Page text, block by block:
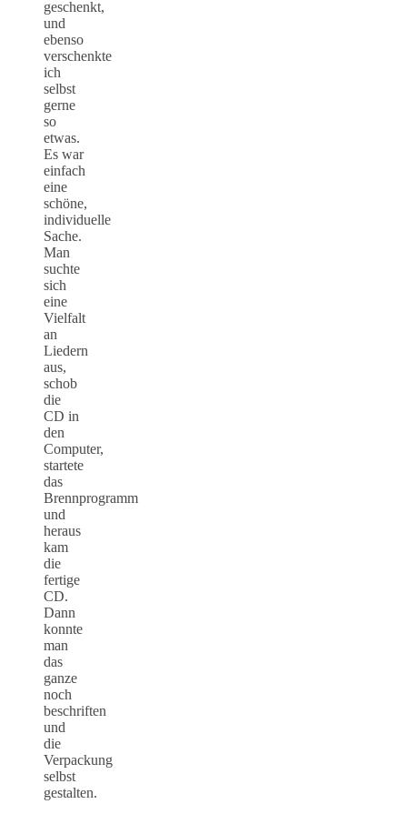
geschenkt,
und
ebenso
verschenkte
ich
selbst
gerne
so
etwas.
Es war
einfach
eine
schöne,
individuelle
Sache.
Man
suchte
sich
eine
Vielfalt
an
Liedern
aus,
schob
die
CD in
den
Computer,
startete
das
Brennprogramm
und
heraus
kam
die
fertige
CD.
Dann
konnte
man
das
ganze
noch
beschriften
und
die
Verpackung
selbst
gestalten.